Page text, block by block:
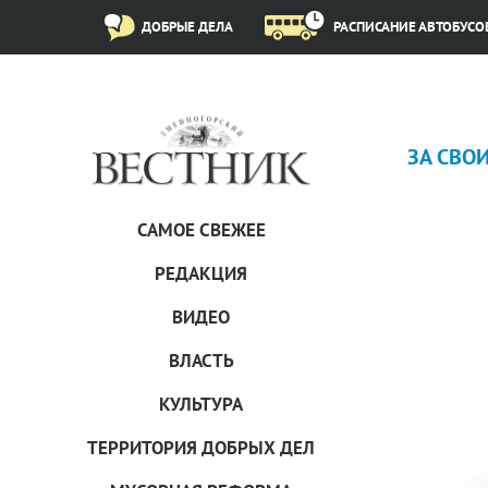
ДОБРЫЕ ДЕЛА РАСПИСАНИЕ
САМОЕ СВЕЖЕЕ
РЕДАКЦИЯ
ВИДЕО
ВЛАСТЬ
КУЛЬТУРА
ТЕРРИТОРИЯ ДОБРЫХ ДЕЛ
ЗА